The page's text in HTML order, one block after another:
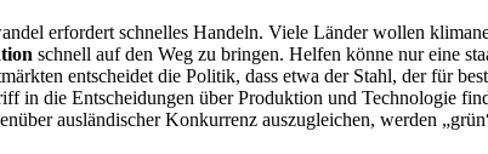
erfordert schnelles Handeln. Viele Länder wollen
schnell auf den Weg zu bringen. Helfen könne nur eine
entscheidet die Politik, dass etwa der Stahl, der für
in die Entscheidungen über Produktion und Technologie
ausländischer Konkurrenz auszugleichen, werden